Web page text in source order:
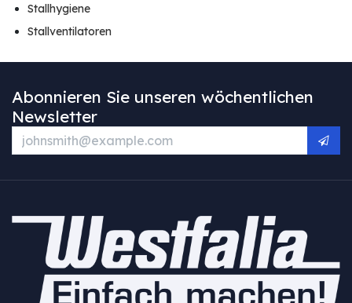
Stallhygiene
Stallventilatoren
Abonnieren Sie unseren wöchentlichen
Newsletter